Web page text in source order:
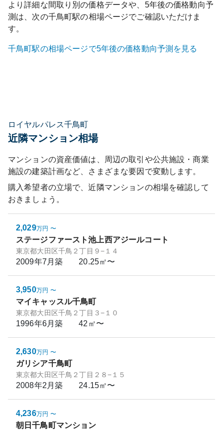
より詳細な間取り別の価格データや、5年後の価格動向予
測は、次の千鳥町駅の相場ページでご確認いただけま
す。
千鳥町駅の相場ページで5年後の価格動向予測を見る
ロイヤルパレス千鳥町
近隣マンション相場
マンションの資産価値は、周辺の取引や公共施設・商業
施設の建築計画など、さまざまな要因で変動します。
購入希望者の立場で、近隣マンションの相場を確認して
おきましょう。
2,029万円 〜
ステージファースト池上西アジールコート
東京都大田区千鳥２丁目９−１４
2009年7月築 20.25㎡〜
3,950万円 〜
マイキャッスル千鳥町
東京都大田区千鳥２丁目３−１０
1996年6月築 42㎡〜
2,630万円 〜
ガリシア千鳥町
東京都大田区千鳥２丁目２８−１５
2008年2月築 24.15㎡〜
4,236万円 〜
朝日千鳥町マンション